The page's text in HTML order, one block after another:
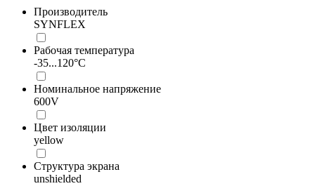
Производитель
SYNFLEX
Рабочая температура
-35...120°C
Номинальное напряжение
600V
Цвет изоляции
yellow
Структура экрана
unshielded